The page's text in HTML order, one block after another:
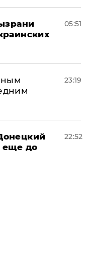
05:51
23:19
еще до
22:52